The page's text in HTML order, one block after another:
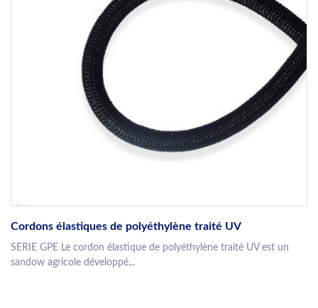
Cordons élastiques de polyéthylène traité UV
SERIE GPE Le cordon élastique de polyéthylène traité UV est un
sandow agricole développé...